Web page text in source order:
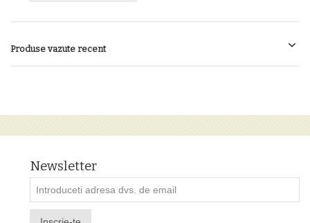
Produse vazute recent
Newsletter